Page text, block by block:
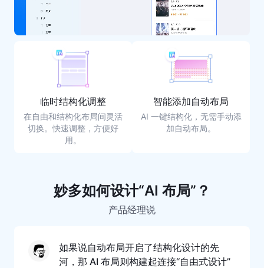
临时结构化调整
在自由和结构化布局间灵活
切换。快速调整，方便好
用。
智能添加自动布局
AI 一键结构化，无需手动添
加自动布局。
妙多如何设计“AI 布局”？
产品经理说
如果说自动布局开启了结构化设计的先
河，那 AI 布局则构建起连接“自由式设计”